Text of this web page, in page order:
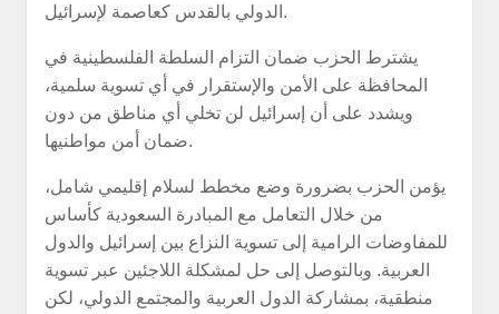
الدولي بالقدس كعاصمة لإسرائيل.
يشترط الحزب ضمان التزام السلطة الفلسطينية في
المحافظة على الأمن والإستقرار في أي تسوية سلمية،
ويشدد على أن إسرائيل لن تخلي أي مناطق من دون
ضمان أمن مواطنيها.
يؤمن الحزب بضرورة وضع مخطط لسلام إقليمي شامل،
من خلال التعامل مع المبادرة السعودية كأساس
للمفاوضات الرامية إلى تسوية النزاع بين إسرائيل والدول
العربية. وبالتوصل إلى حل لمشكلة اللاجئين عبر تسوية
منطقية، بمشاركة الدول العربية والمجتمع الدولي، لكن